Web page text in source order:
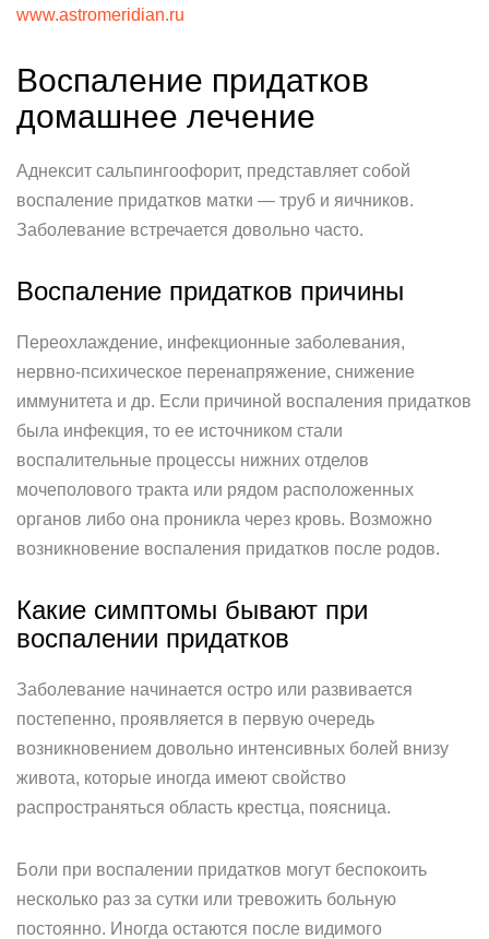
www.astromeridian.ru
Воспаление придатков
домашнее лечение
Аднексит сальпингоофорит, представляет собой
воспаление придатков матки — труб и яичников.
Заболевание встречается довольно часто.
Воспаление придатков причины
Переохлаждение, инфекционные заболевания,
нервно-психическое перенапряжение, снижение
иммунитета и др. Если причиной воспаления придатков
была инфекция, то ее источником стали
воспалительные процессы нижних отделов
мочеполового тракта или рядом расположенных
органов либо она проникла через кровь. Возможно
возникновение воспаления придатков после родов.
Какие симптомы бывают при
воспалении придатков
Заболевание начинается остро или развивается
постепенно, проявляется в первую очередь
возникновением довольно интенсивных болей внизу
живота, которые иногда имеют свойство
распространяться область крестца, поясница.
Боли при воспалении придатков могут беспокоить
несколько раз за сутки или тревожить больную
постоянно. Иногда остаются после видимого